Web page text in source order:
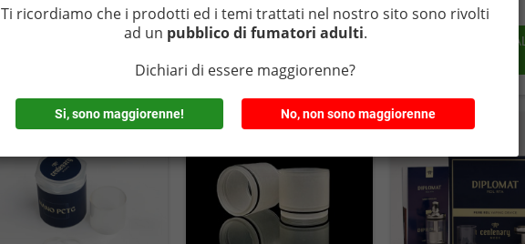
 PRODOTTO
AGGIUNGI AL
Ti ricordiamo che i prodotti ed i temi trattati nel nostro sito sono rivolti
ad un pubblico di fumatori adulti.
Dichiari di essere maggiorenne?
Si, sono maggiorenne! No, non sono maggiorenne